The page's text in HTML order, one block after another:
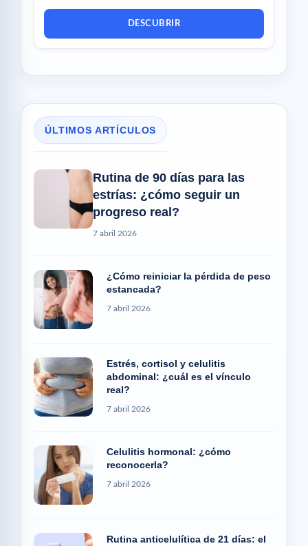
DESCUBRIR
ÚLTIMOS ARTÍCULOS
Rutina de 90 días para las
estrías: ¿cómo seguir un
progreso real?
7 abril 2026
¿Cómo reiniciar la pérdida de peso
estancada?
7 abril 2026
Estrés, cortisol y celulitis
abdominal: ¿cuál es el vínculo
real?
7 abril 2026
Celulitis hormonal: ¿cómo
reconocerla?
7 abril 2026
Rutina anticelulítica de 21 días: el